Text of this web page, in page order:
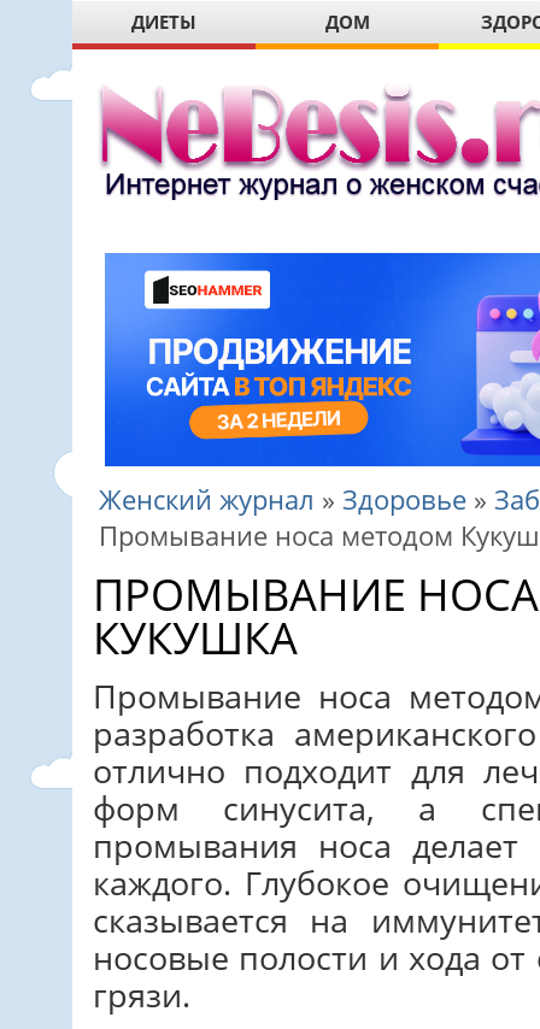
ДИЕТЫ ДОМ
Женский журнал » Здоровье »
Промывание носа методом
ПРОМЫВАНИЕ
КУКУШКА
Промывание носа
разработка
отлично подходит для
форм синусита, а
промывания носа делает
каждого. Глубокое
сказывается на
носовые полости и хода
грязи.